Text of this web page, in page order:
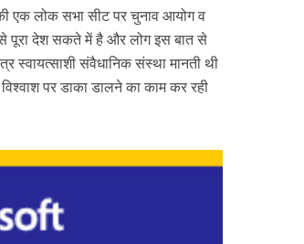
की एक लोक सभा सीट पर चुनाव आयोग व
पूरा देश सकते में है और लोग इस बात से
स्वायत्साशी संवैधानिक संस्था मानती थी
पर डाका डालने का काम कर रही